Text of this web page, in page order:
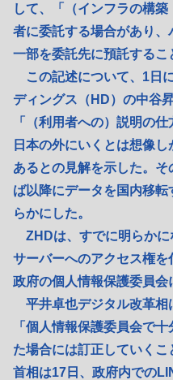
して、「（インフラの構
者に委託する場合があり
一部を委託先に預託するこ
この記述について、1日
ディングス（HD）の中谷
「（利用者への）説明の
日本の外にいくとは想像
あるとの見解を示した。
ば以降にデータを国内移
らかにした。
ZHDは、すでに明らかに
サーバーへのアクセス権を
政府の個人情報保護委員会
平井卓也デジタル改革相
「個人情報保護委員会で
た場合には訂正していく
首相は17日、政府内での